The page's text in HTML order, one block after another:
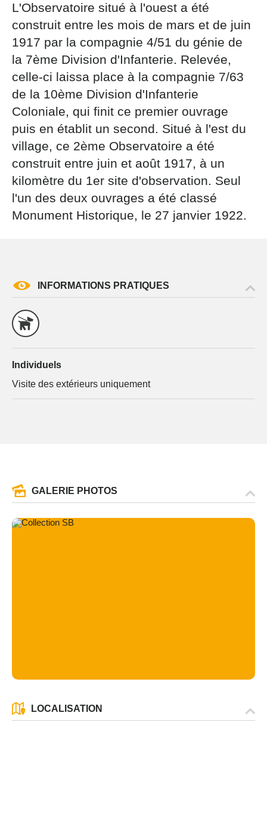
L'Observatoire situé à l'ouest a été
construit entre les mois de mars et de juin
1917 par la compagnie 4/51 du génie de
la 7ème Division d'Infanterie. Relevée,
celle-ci laissa place à la compagnie 7/63
de la 10ème Division d'Infanterie
Coloniale, qui finit ce premier ouvrage
puis en établit un second. Situé à l'est du
village, ce 2ème Observatoire a été
construit entre juin et août 1917, à un
kilomètre du 1er site d'observation. Seul
l'un des deux ouvrages a été classé
Monument Historique, le 27 janvier 1922.
INFORMATIONS PRATIQUES
Individuels
Visite des extérieurs uniquement
GALERIE PHOTOS
LOCALISATION
concernant, que vous pouvez exercer en adressant une
demande par courriel à tourisme@departement54.fr ou
par courrier signé accompagné de la copie d’un titre
d’identité à l’adresse suivante : Meurthe & Moselle
Tourisme - 48 esplanade Jacques-Baudot CO 90019
reCAPTCHA